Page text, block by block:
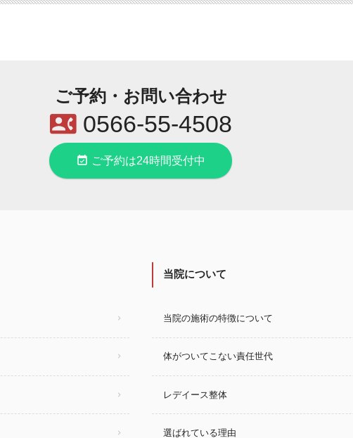
ご予約・お問い合わせ
contact_phone0566-55-4508
event_available ご予約は24時間受付中
当院について
当院の施術の特徴について
体がついてこない責任世代
レデイース整体
選ばれている理由